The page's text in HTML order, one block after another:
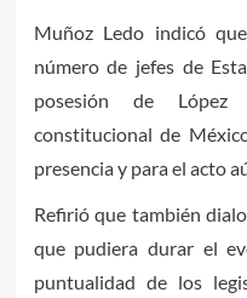
Muñoz Ledo indicó
número de jefes de
posesión de López
constitucional de
presencia y para el acto
Refirió que también
que pudiera durar el
puntualidad de los